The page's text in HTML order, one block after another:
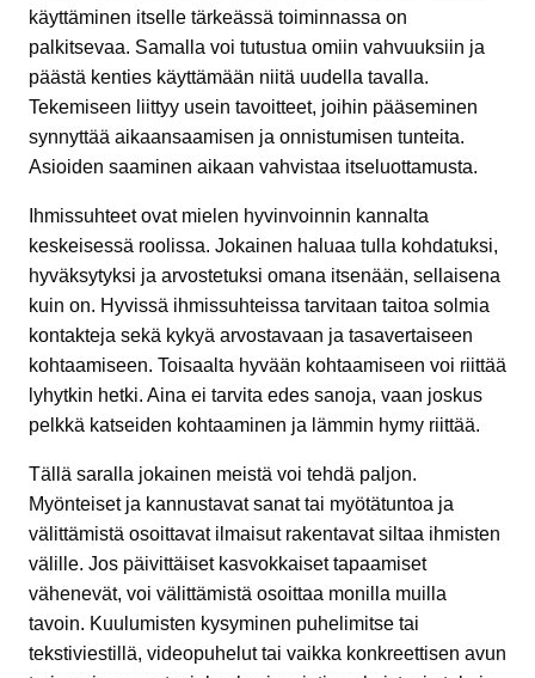
käyttäminen itselle tärkeässä toiminnassa on
palkitsevaa. Samalla voi tutustua omiin vahvuuksiin ja
päästä kenties käyttämään niitä uudella tavalla.
Tekemiseen liittyy usein tavoitteet, joihin pääseminen
synnyttää aikaansaamisen ja onnistumisen tunteita.
Asioiden saaminen aikaan vahvistaa itseluottamusta.
Ihmissuhteet ovat mielen hyvinvoinnin kannalta
keskeisessä roolissa. Jokainen haluaa tulla kohdatuksi,
hyväksytyksi ja arvostetuksi omana itsenään, sellaisena
kuin on. Hyvissä ihmissuhteissa tarvitaan taitoa solmia
kontakteja sekä kykyä arvostavaan ja tasavertaiseen
kohtaamiseen. Toisaalta hyvään kohtaamiseen voi riittää
lyhytkin hetki. Aina ei tarvita edes sanoja, vaan joskus
pelkkä katseiden kohtaaminen ja lämmin hymy riittää.
Tällä saralla jokainen meistä voi tehdä paljon.
Myönteiset ja kannustavat sanat tai myötätuntoa ja
välittämistä osoittavat ilmaisut rakentavat siltaa ihmisten
välille. Jos päivittäiset kasvokkaiset tapaamiset
vähenevät, voi välittämistä osoittaa monilla muilla
tavoin. Kuulumisten kysyminen puhelimitse tai
tekstiviestillä, videopuhelut tai vaikka konkreettisen avun